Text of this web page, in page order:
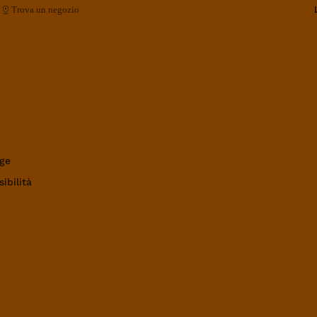
Trova un negozio